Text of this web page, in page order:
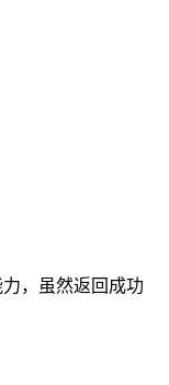
力，虽然返回成功